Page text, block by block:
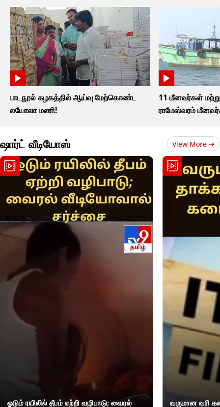
பாடநூல் கழகத்தில் ஆய்வு மேற்கொண்ட
லயோலா மணி!
11 மீனவர்கள்
ராமேஸ்வரம்
ஷார்ட் வீடியோஸ் View More
ஓடும் ரயிலில் தீபம் ஏற்றி வழிபாடு; வைரல் வருமான வரி